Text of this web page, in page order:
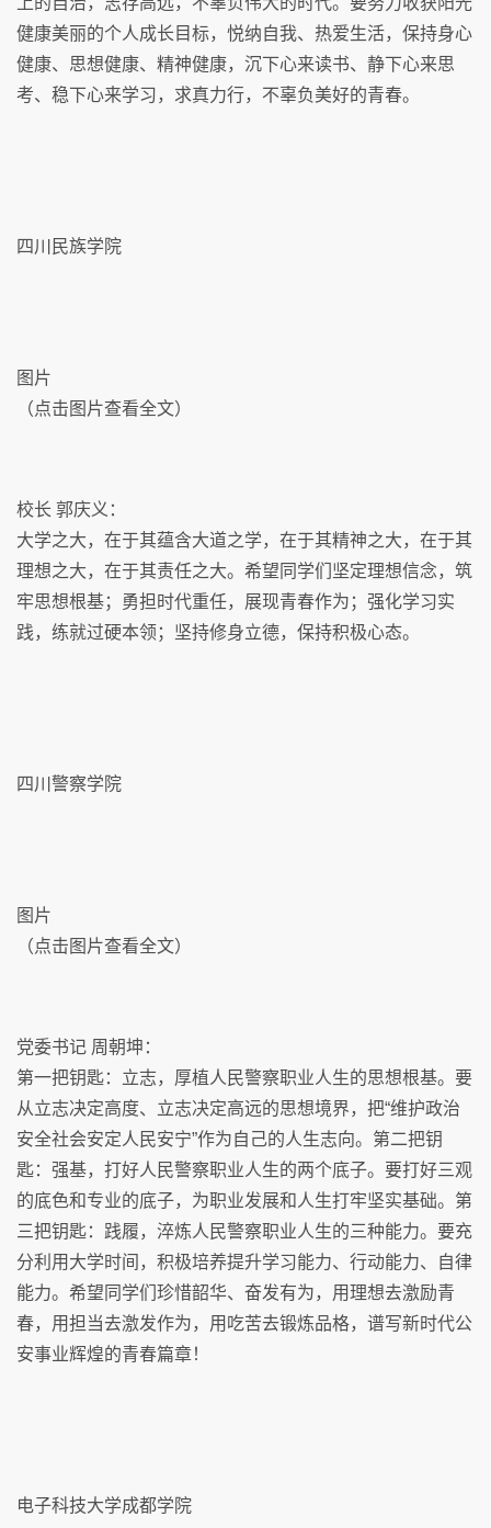
健康美丽的个人成长目标，悦纳自我、热爱生活，保持身心
健康、思想健康、精神健康，沉下心来读书、静下心来思
考、稳下心来学习，求真力行，不辜负美好的青春。
四川民族学院
图片
（点击图片查看全文）
校长 郭庆义：
大学之大，在于其蕴含大道之学，在于其精神之大，在于其
理想之大，在于其责任之大。希望同学们坚定理想信念，筑
牢思想根基；勇担时代重任，展现青春作为；强化学习实
践，练就过硬本领；坚持修身立德，保持积极心态。
四川警察学院
图片
（点击图片查看全文）
党委书记 周朝坤：
第一把钥匙：立志，厚植人民警察职业人生的思想根基。要
从立志决定高度、立志决定高远的思想境界，把“维护政治
安全社会安定人民安宁”作为自己的人生志向。第二把钥
匙：强基，打好人民警察职业人生的两个底子。要打好三观
的底色和专业的底子，为职业发展和人生打牢坚实基础。第
三把钥匙：践履，淬炼人民警察职业人生的三种能力。要充
分利用大学时间，积极培养提升学习能力、行动能力、自律
能力。希望同学们珍惜韶华、奋发有为，用理想去激励青
春，用担当去激发作为，用吃苦去锻炼品格，谱写新时代公
安事业辉煌的青春篇章！
电子科技大学成都学院